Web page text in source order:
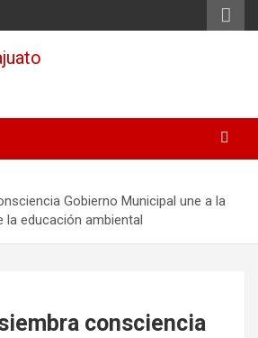
Gobierno Municipal une a la
la educación ambiental
consciencia